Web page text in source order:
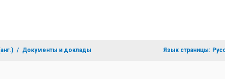
Документы и доклады Язык страницы: